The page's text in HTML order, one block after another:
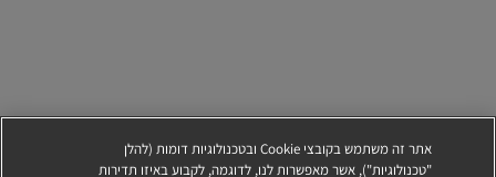
אתר זה משתמש בקובצי Cookie ובטכנולוגיות דומות (להלן
"טכנולוגיות"), אשר מאפשרות לנו, לדוגמה, לקבוע באיזו תדירות